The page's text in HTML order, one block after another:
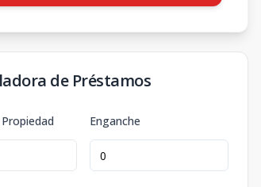
de Préstamos
Enganche